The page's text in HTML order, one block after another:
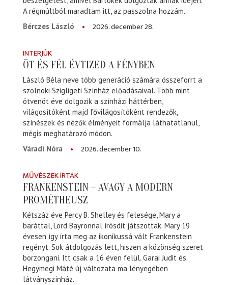
A régmúltból maradtam itt, az passzolna hozzám.
Bérczes László
2026. december 28.
INTERJÚK
ÖT ÉS FÉL ÉVTIZED A FÉNYBEN
László Béla neve több generáció számára összeforrt a
szolnoki Szigligeti Színház előadásaival. Több mint
ötvenöt éve dolgozik a színházi háttérben,
világosítóként majd fővilágosítóként rendezők,
színészek és nézők élményeit formálja láthatatlanul,
mégis meghatározó módon.
Váradi Nóra
2026. december 10.
MŰVÉSZEK ÍRTÁK
FRANKENSTEIN – AVAGY A MODERN
PROMÉTHEUSZ
Kétszáz éve Percy B. Shelley és felesége, Mary a
baráttal, Lord Bayronnal írósdit játszottak. Mary 19
évesen így írta meg az ikonikussá vált Frankenstein
regényt. Sok átdolgozás lett, hiszen a közönség szeret
borzongani. Itt csak a 16 éven felül. Garai Judit és
Hegymegi Máté új változata ma lényegében
látványszínház.